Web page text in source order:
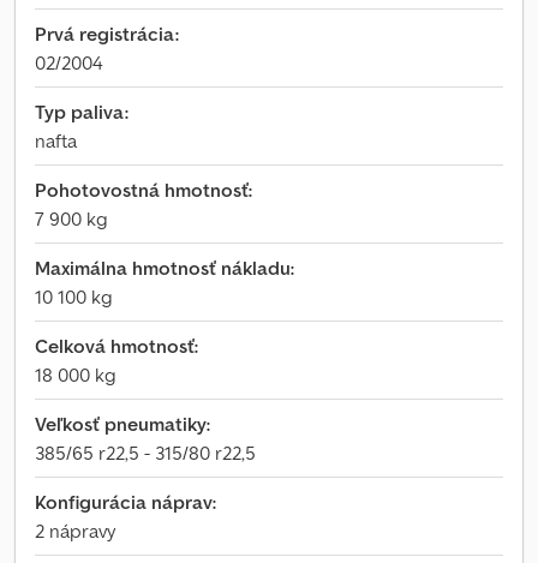
Prvá registrácia:
02/2004
Typ paliva:
nafta
Pohotovostná hmotnosť:
7 900 kg
Maximálna hmotnosť nákladu:
10 100 kg
Celková hmotnosť:
18 000 kg
Veľkosť pneumatiky:
385/65 r22,5 - 315/80 r22,5
Konfigurácia náprav:
2 nápravy